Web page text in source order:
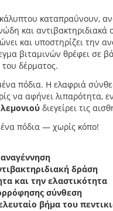
καταπραΰνουν,
και αντιβακτηριδιακά
και υποστηρίζει την
βιταμινών θρέφει σε
δέρματος.
πόδια. Η ελαφριά
να αφήνει λιπαρότητα,
διεγείρει τις
πόδια — χωρίς κόπο!
δράση
και την ελαστικότητα
σύνθεση
βήμα του